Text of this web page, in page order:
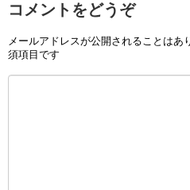
コメントをどうぞ
メールアドレスが公開されることはあ
須項目です